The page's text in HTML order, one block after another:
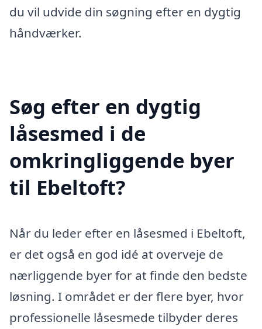
du vil udvide din søgning efter en dygtig
håndværker.
Søg efter en dygtig
låsesmed i de
omkringliggende byer
til Ebeltoft?
Når du leder efter en låsesmed i Ebeltoft,
er det også en god idé at overveje de
nærliggende byer for at finde den bedste
løsning. I området er der flere byer, hvor
professionelle låsesmede tilbyder deres